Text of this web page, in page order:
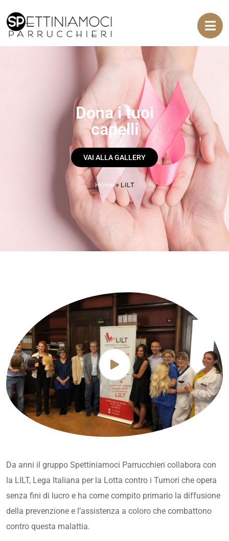
Dona i tuoi
capelli
VAI ALLA GALLERY
Home» LILT
Da anni il gruppo Spettiniamoci Parrucchieri collabora con
la LILT, Lega Italiana per la Lotta contro i Tumori che opera
senza fini di lucro e ha come compito primario la diffusione
della prevenzione e l’assistenza a coloro che combattono
contro questa malattia.